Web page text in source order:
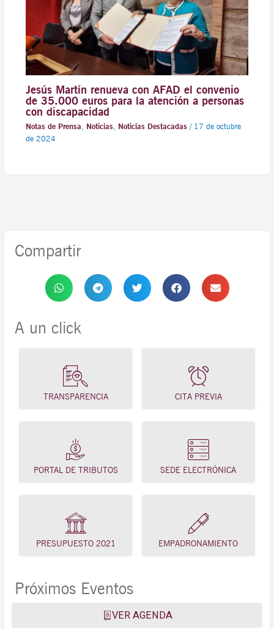
Jesús Martín renueva con AFAD el convenio
de 35.000 euros para la atención a personas
con discapacidad
Notas de Prensa, Noticias, Noticias Destacadas/ 17 de octubre
de 2024
Compartir
A un click
TRANSPARENCIA CITA PREVIA
PORTAL DE TRIBUTOS SEDE ELECTRÓNICA
PRESUPUESTO 2021 EMPADRONAMIENTO
Próximos Eventos
VER AGENDA